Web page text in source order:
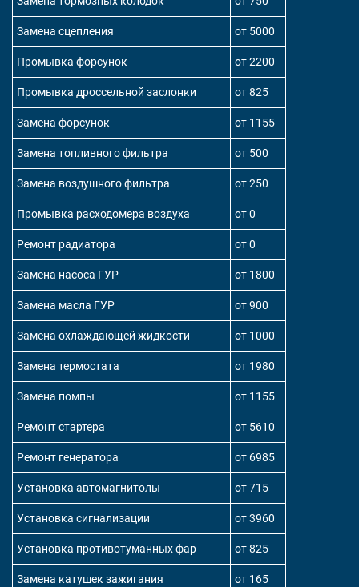
Замена сцепления от 5000
Промывка форсунок от 2200
Промывка дроссельной заслонки от 825
Замена форсунок от 1155
Замена топливного фильтра от 500
Замена воздушного фильтра от 250
Промывка расходомера воздуха от 0
Ремонт радиатора от 0
Замена насоса ГУР от 1800
Замена масла ГУР от 900
Замена охлаждающей жидкости от 1000
Замена термостата от 1980
Замена помпы от 1155
Ремонт стартера от 5610
Ремонт генератора от 6985
Установка автомагнитолы от 715
Установка сигнализации от 3960
Установка противотуманных фар от 825
Замена катушек зажигания от 165